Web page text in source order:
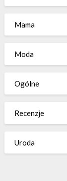
Mama
Moda
Ogólne
Recenzje
Uroda